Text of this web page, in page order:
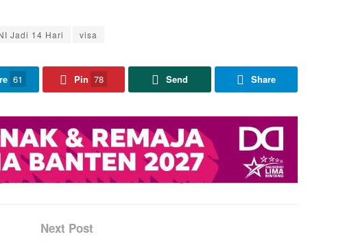
Jadi 14 Hari visa
61 Pin 78 Send Share
Next Post